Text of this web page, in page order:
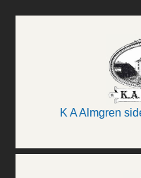
K A Almgren